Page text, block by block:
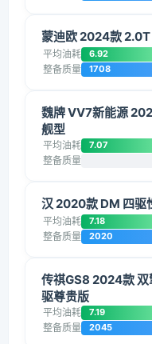
蒙迪欧 2024款
平均油耗 6.92
整备质量 1708
魏牌 VV7新能源
舰型
平均油耗 7.07
整备质量
汉 2020款 DM 四驱
平均油耗 7.18
整备质量 2020
传祺GS8 2024款
驱尊贵版
平均油耗 7.19
整备质量 2045